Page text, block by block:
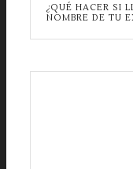
¿QUÉ HACER SI
NOMBRE DE TU